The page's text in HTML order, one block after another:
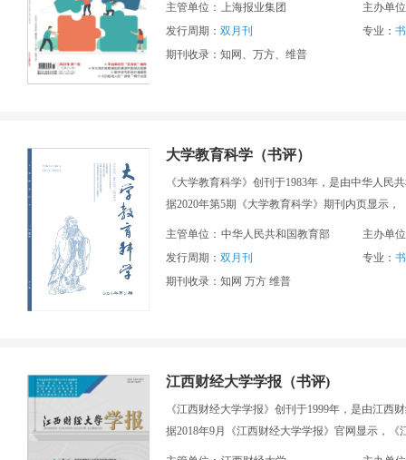
主管单位： 上海报业集团
主办单
发行周期： 双月刊 专业：
期刊收录：知网、万方、维普
大学教育科学（书评）
《大学教育科学》创刊于1983年，是由中华人
据2020年第5期《大学教育科学》期刊内页显示
英文校译1人。
主管单位： 中华人民共和国教育部
主办单
发行周期： 双月刊 专业：
期刊收录：知网 万方 维普
江西财经大学学报（书评)
《江西财经大学学报》创刊于1999年，是由江
据2018年9月《江西财经大学学报》官网显示，